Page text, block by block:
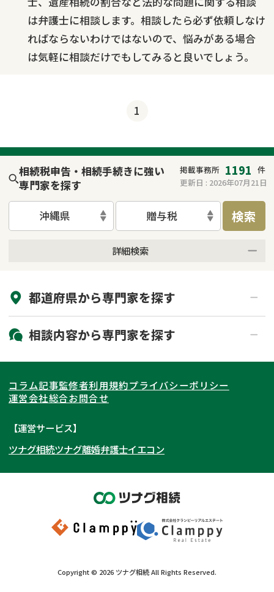
は弁護士に相談します。相談したら必ず依頼しなけ
ればならないわけではないので、悩みがある場合
は気軽に相談だけでもしてみると良いでしょう。
1
相続税申告・相続手続きに強い
専門家を探す
掲載事務所 1191 件
更新日 : 2026年07月21日
沖縄県 贈与税 検索
詳細検索
初回相談無料
土日祝の相談可能
都道府県から専門家を探す
北海道・東北
北海道 青森県
岩手県 宮城県
秋田県
福島県
関東
東京都 神奈川県
埼玉県
茨城県 群馬県
東海
愛知県
岐阜県 山梨県
関西
大阪府 京都府
奈良県
和歌山県
北陸・甲信越
石川県
富山県
岡山県
九州・沖縄
相談内容から専門家を探す
相続登記
遺産分割
相続手続き
家族信託
成年後見・任意後見
相続財産調査
不動産評価(相続不動産)
相続トラブル
コラム記事監修者利用規約プライバシーポリシー
運営会社総合お問合せ
【運営サービス】
ツナグ相続ツナグ離婚弁護士イエコン
Copyright © 2026 ツナグ相続All Rights Reserved.